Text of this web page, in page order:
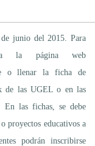
junio del 2015. Para
la página web
o llenar la ficha de
de las UGEL o en las
En las fichas, se debe
proyectos educativos a
podrán inscribirse